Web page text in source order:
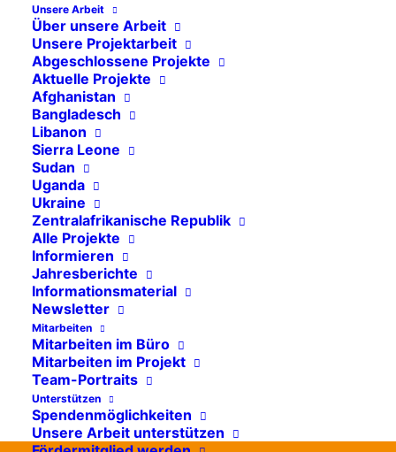
Unsere Arbeit
Über unsere Arbeit
Unsere Projektarbeit
Abgeschlossene Projekte
Aktuelle Projekte
Afghanistan
Bangladesch
Libanon
Sierra Leone
Sudan
Uganda
Ukraine
Zentralafrikanische Republik
Alle Projekte
Informieren
Jahresberichte
Informationsmaterial
Newsletter
Mitarbeiten
Mitarbeiten im Büro
Mitarbeiten im Projekt
Team-Portraits
Unterstützen
Spendenmöglichkeiten
Unsere Arbeit unterstützen
13. November 2025
Filmabend in Köln –
Sudan: Ein
Krankenhaus im
Schatten des Krieges
Wir laden herzlich zu unserem
Filmabend am 11. Dezember 2025 in
Köln mit anschließenden Filmgespräch
ein.